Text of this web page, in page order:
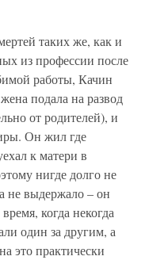
таких же, как и
из профессии после
работы, Качин
подала на развод
от родителей), и
Он жил где
к матери в
нигде долго не
не выдержало – он
когда некогда
один за другим, а
это практически